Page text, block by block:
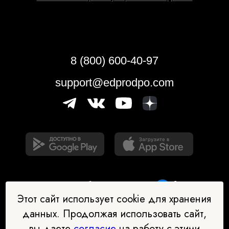
8 (800) 600-40-97
support@edprodpo.com
Этот сайт использует cookie для хранения
данных. Продолжая использовать сайт,